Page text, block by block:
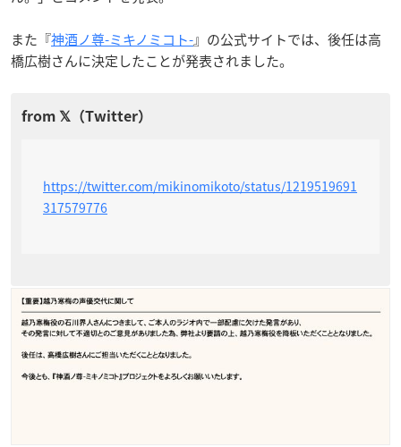
また『神酒ノ尊-ミキノミコト-』の公式サイトでは、後任は高
橋広樹さんに決定したことが発表されました。
https://twitter.com/mikinomikoto/status/1219519691
317579776